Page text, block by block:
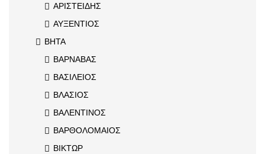
ΑΡΙΣΤΕΙΔΗΣ
ΑΥΞΕΝΤΙΟΣ
ΒΗΤΑ
ΒΑΡΝΑΒΑΣ
ΒΑΣΙΛΕΙΟΣ
ΒΛΑΣΙΟΣ
ΒΑΛΕΝΤΙΝΟΣ
ΒΑΡΘΟΛΟΜΑΙΟΣ
ΒΙΚΤΩΡ